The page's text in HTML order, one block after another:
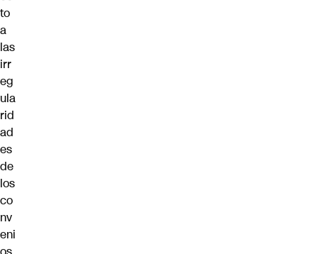
to
a
las
irr
eg
ula
rid
ad
es
de
los
co
nv
eni